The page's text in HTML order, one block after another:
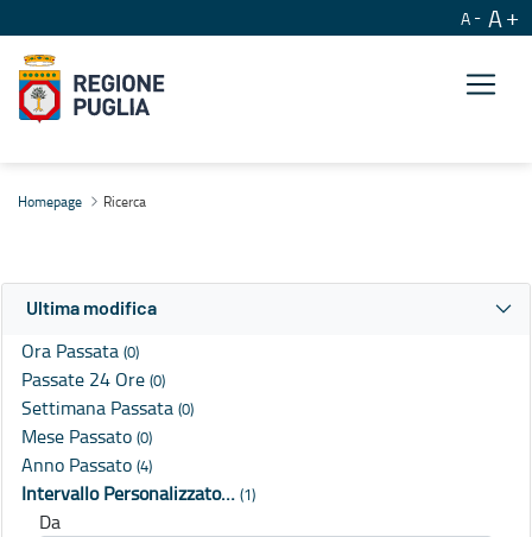
A A
Homepage Ricerca
Ultima modifica
Ora Passata (0)
Passate 24 Ore (0)
Settimana Passata (0)
Mese Passato (0)
Anno Passato (4)
Intervallo Personalizzato… (1)
Da